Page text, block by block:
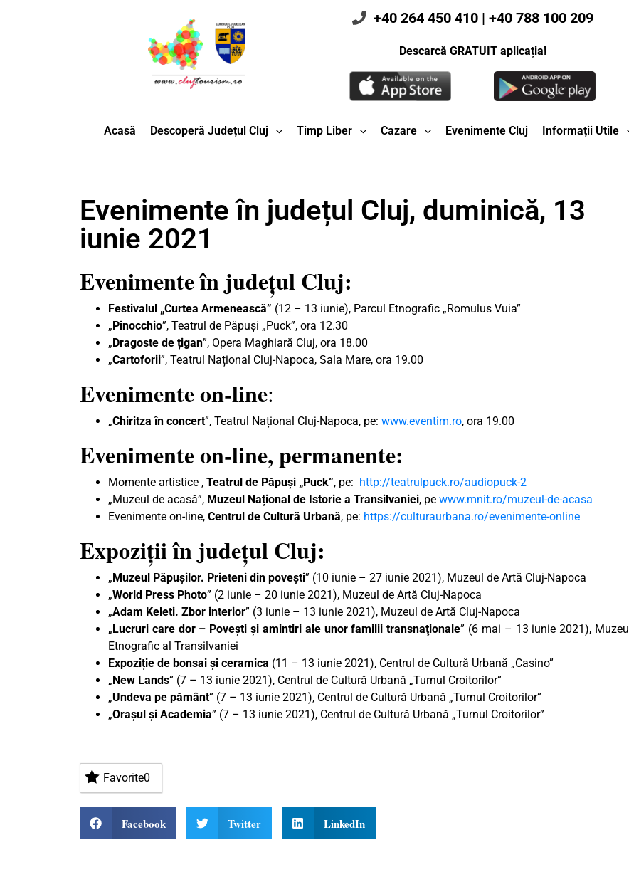
+40 264 450 410 | +40 788 100 209
Descarcă GRATUIT aplicația!
Acasă Descoperă Județul Cluj Timp Liber Cazare Evenimente Cluj Informații Utile
Evenimente în județul Cluj, duminică, 13
iunie 2021
Evenimente în județul Cluj:
Festivalul „Curtea Armenească” (12 – 13 iunie), Parcul Etnografic „Romulus Vuia”
„ Pinocchio”, Teatrul de Păpuși „Puck”, ora 12.30
„ Dragoste de țigan”, Opera Maghiară Cluj, ora 18.00
„Cartoforii”, Teatrul Național Cluj-Napoca, Sala Mare, ora 19.00
Evenimente on-line:
„Chiritza în concert”, Teatrul Național Cluj-Napoca, pe: www.eventim.ro, ora 19.00
Evenimente on-line, permanente:
Momente artistice , Teatrul de Păpuși „Puck”, pe: http://teatrulpuck.ro/audiopuck-2
„Muzeul de acasă”, Muzeul Național de Istorie a Transilvaniei, pe www.mnit.ro/muzeul-de-acasa
Evenimente on-line, Centrul de Cultură Urbană, pe: https://culturaurbana.ro/evenimente-online
Expoziții în județul Cluj:
„ Muzeul Păpușilor. Prieteni din povești” (10 iunie – 27 iunie 2021), Muzeul de Artă Cluj-Napoca
„World Press Photo” (2 iunie – 20 iunie 2021), Muzeul de Artă Cluj-Napoca
„Adam Keleti. Zbor interior” (3 iunie – 13 iunie 2021), Muzeul de Artă Cluj-Napoca
„ Lucruri care dor – Poveşti şi amintiri ale unor familii transnaţionale” (6 mai – 13 iunie 2021), Muzeul
Etnografic al Transilvaniei
Expoziție de bonsai și ceramica (11 – 13 iunie 2021), Centrul de Cultură Urbană „Casino”
„ New Lands” (7 – 13 iunie 2021), Centrul de Cultură Urbană „Turnul Croitorilor”
„Undeva pe pământ” (7 – 13 iunie 2021), Centrul de Cultură Urbană „Turnul Croitorilor”
„Orașul și Academia” (7 – 13 iunie 2021), Centrul de Cultură Urbană „Turnul Croitorilor”
Favorite0
Facebook Twitter LinkedIn